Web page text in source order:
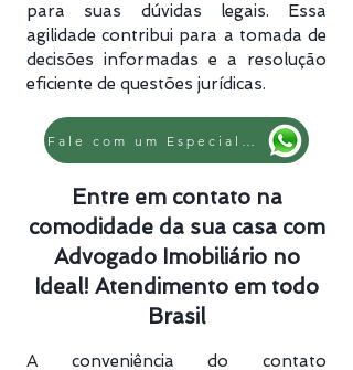
para suas dúvidas legais. Essa
agilidade contribui para a tomada de
decisões informadas e a resolução
eficiente de questões jurídicas.
Entre em contato na
comodidade da sua casa com
Advogado Imobiliário no
Ideal! Atendimento em todo
Brasil
A conveniência do contato